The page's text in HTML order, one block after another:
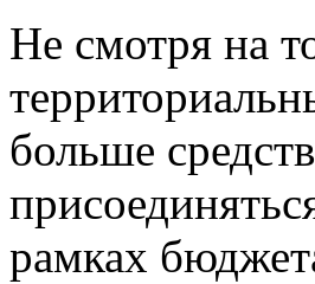
Не смотря на
больше
рамках